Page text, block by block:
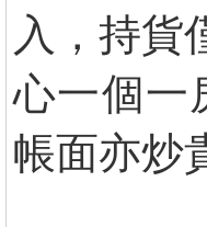
入，持貨
心一個一
帳面亦炒